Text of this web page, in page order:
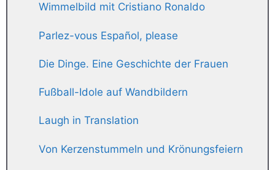
Wimmelbild mit Cristiano Ronaldo
Parlez-vous Español, please
Die Dinge. Eine Geschichte der Frauen
Fußball-Idole auf Wandbildern
Laugh in Translation
Von Kerzenstummeln und Krönungsfeiern